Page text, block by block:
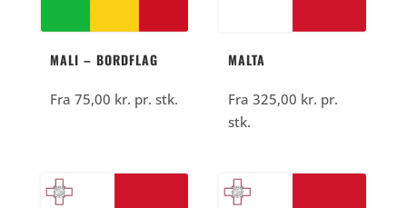
MALI – BORDFLAG
Fra 75,00 kr. pr. stk.
MALTA
Fra325,00 kr. pr.
stk.